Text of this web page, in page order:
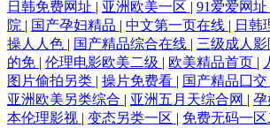
日韩免费网址 | 亚洲欧美一区 | 91爱爱网址
院 | 国产孕妇精品 | 中文第一页在线 | 日韩
操人人色 | 国产精品综合在线 | 三级成人影
的免 | 伦理电影欧美二级 | 欧美精品首页 |
图片偷拍另类 | 操片免费看 | 国产精品囗交
亚洲欧美另类综合 | 亚洲五月天综合网 | 孕
本伦理影视 | 变态另类一区 | 免费无码一区